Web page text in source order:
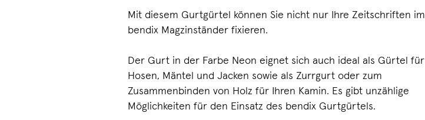
Mit diesem Gurtgürtel können Sie nicht nur Ihre Zeitschriften im
bendix Magzinständer fixieren.
Der Gurt in der Farbe Neon eignet sich auch ideal als Gürtel für
Hosen, Mäntel und Jacken sowie als Zurrgurt oder zum
Zusammenbinden von Holz für Ihren Kamin. Es gibt unzählige
Möglichkeiten für den Einsatz des bendix Gurtgürtels.